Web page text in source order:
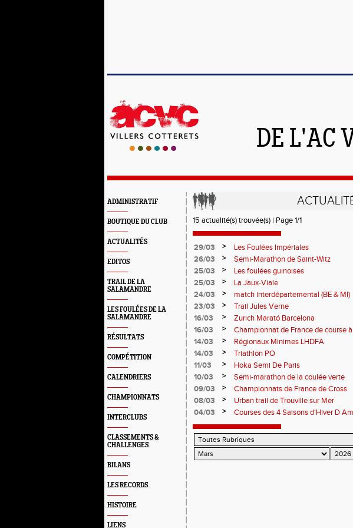
DE L'AC
ADMINISTRATIF
BOUTIQUE DU CLUB
ACTUALITÉS
EDITOS
TRAIL DE LA
SALAMANDRE
LES FOULÉES DE LA
SALAMANDRE
RÉSULTATS
COMPÉTITION
CALENDRIERS
CHAMPIONNATS
INTERCLUBS
CLASSEMENTS &
CHALLENGES
BILANS
LES RECORDS
HISTOIRE
LIENS
15 actualité(s) trouvée(s) | Page 1/1
29/03 >
Les Foulées Impériales
26/03
>
Semi-Marathon de Saint-Witz
25/03
>
Les foulées guinoises
25/03
>
La Jaux-Viale
24/03
>
match interdépartemental (BE & MI)
23/03
>
Trail Jules Verne
16/03
>
Zurich Marató Barcelona
16/03
>
Championnat de France de course
14/03
>
Régionaux Minimes LHDFA
14/03
>
Triathlon PO
11/03
>
Hoka Semi De Paris
10/03
>
Semi-marathon de la coulée verte
09/03
>
Championnats de France de Cross
08/03
>
Urban trail de Trouville sur Mer
04/03
> Courses des 4 Saisons d'Hiver D